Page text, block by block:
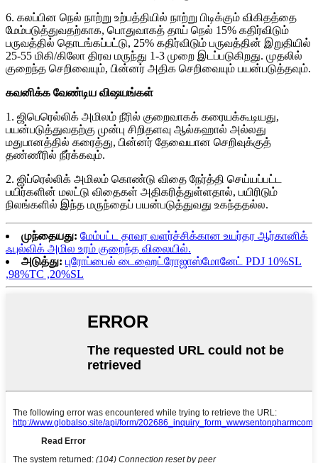
6. கலப்பின நெல் நாற்று உற்பத்தியில் நாற்று பிடிக்கும் விகிதத்தை
மேம்படுத்துவதற்காக, பொதுவாகத் தாய் நெல் 15% கதிர்விடும்
பருவத்தில் தொடங்கப்பட்டு, 25% கதிர்விடும் பருவத்தின் இறுதியில்
25-55 மிகி/கிலோ திரவ மருந்து 1-3 முறை இடப்படுகிறது. முதலில்
குறைந்த செறிவையும், பின்னர் அதிக செறிவையும் பயன்படுத்தவும்.
கவனிக்க வேண்டிய விஷயங்கள்
1. ஜிபெரெல்லிக் அமிலம் நீரில் குறைவாகக் கரையக்கூடியது,
பயன்படுத்துவதற்கு முன்பு சிறிதளவு ஆல்கஹால் அல்லது
மதுபானத்தில் கரைத்து, பின்னர் தேவையான செறிவுக்குத்
தண்ணீரில் நீர்க்கவும்.
2. ஜிப்ரெல்லிக் அமிலம் கொண்டு விதை நேர்த்தி செய்யப்பட்ட
பயிர்களின் மலட்டு விதைகள் அதிகரித்துள்ளதால், பயிரிடும்
நிலங்களில் இந்த மருந்தைப் பயன்படுத்துவது உகந்ததல்ல.
முந்தையது: மேம்பட்ட தாவர வளர்ச்சிக்கான உயர்தர ஆர்கானிக்
ஃபுல்விக் அமில உரம் குறைந்த விலையில்.
அடுத்து: புரோப்பைல் டைஹைட்ரோஜாஸ்மோனேட் PDJ 10%SL
,98%TC ,20%SL